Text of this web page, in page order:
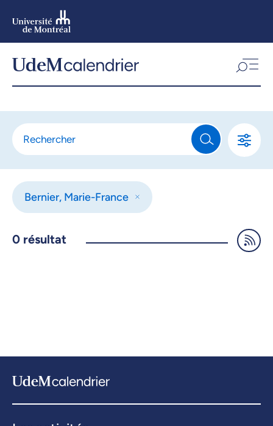
Aller
Bernier, Marie-France
0 résultat